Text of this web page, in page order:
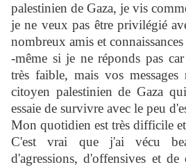
palestinien de Gaza, je vis
je ne veux pas être privilégié
nombreux amis et connaissances
-même si je ne réponds pas
très faible, mais vos
citoyen palestinien de Gaza
essaie de survivre avec le peu
Mon quotidien est très difficile
C'est vrai que j'ai vécu
d'agressions, d'offensives et de